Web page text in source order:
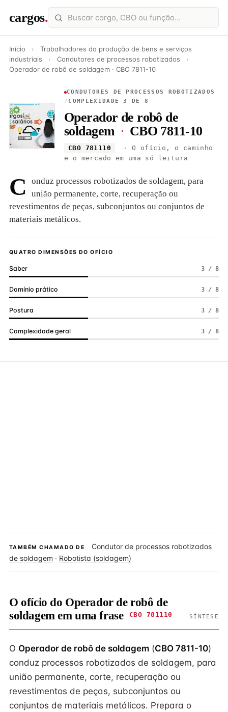
cargos.
Início ›
Trabalhadores da produção de bens e serviços
industriais
› Condutores de processos robotizados
›
Operador de robô de soldagem · CBO 7811-10
CONDUTORES DE PROCESSOS ROBOTIZADOS
/ COMPLEXIDADE 3 DE 8
Operador de robô de
soldagem · CBO 7811-10
CBO 781110
· O ofício, o caminho
e o mercado em uma só leitura
C
onduz processos robotizados de soldagem, para
união permanente, corte, recuperação ou
revestimentos de peças, subconjuntos ou conjuntos de
materiais metálicos.
QUATRO DIMENSÕES DO OFÍCIO
Saber 3 / 8
Domínio prático 3 / 8
Postura 3 / 8
Complexidade geral 3 / 8
TAMBÉM CHAMADO DE
Condutor de processos robotizados
de soldagem · Robotista (soldagem)
O ofício do Operador de robô de
soldagem em uma frase
CBO 781110 SÍNTESE
O Operador de robô de soldagem (CBO 7811-10)
conduz processos robotizados de soldagem, para
união permanente, corte, recuperação ou
revestimentos de peças, subconjuntos ou
conjuntos de materiais metálicos. Prepara o